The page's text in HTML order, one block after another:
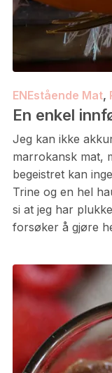
ENEstående Mat,
En enkel
Jeg kan ikke
marrokansk mat,
begeistret kan
Trine og en hel
si at jeg har
forsøker å gjøre